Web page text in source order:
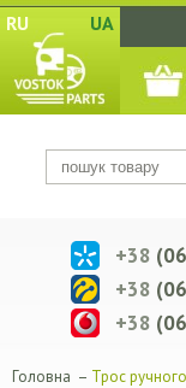
RU UA
+38
+38
+38
Головна – Трос